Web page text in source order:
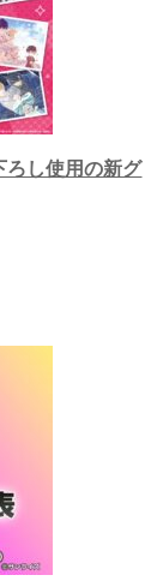
ろし使用の新グ